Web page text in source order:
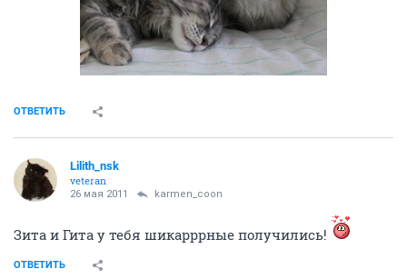
ОТВЕТИТЬ
Lilith_nsk
veteran
26 мая 2011 karmen_coon
Зита и Гита у тебя шикарррные получились!
ОТВЕТИТЬ